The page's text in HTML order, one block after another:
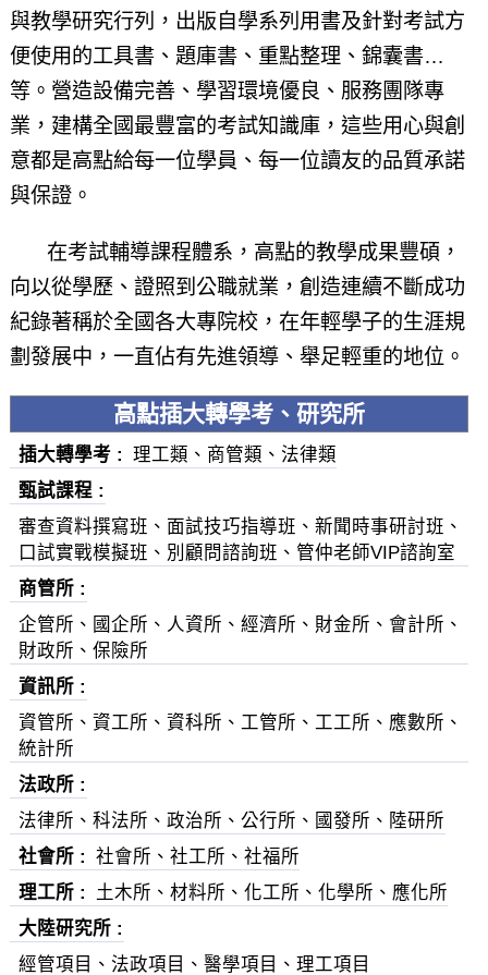
與教學研究行列，出版自學系列用書及針對考試方
便使用的工具書、題庫書、重點整理、錦囊書…
等。營造設備完善、學習環境優良、服務團隊專
業，建構全國最豐富的考試知識庫，這些用心與創
意都是高點給每一位學員、每一位讀友的品質承諾
與保證。
在考試輔導課程體系，高點的教學成果豐碩，
向以從學歷、證照到公職就業，創造連續不斷成功
紀錄著稱於全國各大專院校，在年輕學子的生涯規
劃發展中，一直佔有先進領導、舉足輕重的地位。
高點插大轉學考、研究所
插大轉學考
理工類、商管類、法律類
甄試課程
審查資料撰寫班、面試技巧指導班、新聞時事研討班、
口試實戰模擬班、別顧問諮詢班、管仲老師VIP諮詢室
商管所
企管所、國企所、人資所、經濟所、財金所、會計所、
財政所、保險所
資訊所
資管所、資工所、資科所、工管所、工工所、應數所、
統計所
法政所
法律所、科法所、政治所、公行所、國發所、陸研所
社會所
社會所、社工所、社福所
理工所
土木所、材料所、化工所、化學所、應化所
大陸研究所
經管項目、法政項目、醫學項目、理工項目